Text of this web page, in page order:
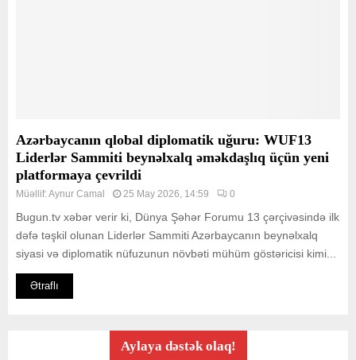
Azərbaycanın qlobal diplomatik uğuru: WUF13
Liderlər Sammiti beynəlxalq əməkdaşlıq üçün yeni
platformaya çevrildi
Müəllif:Aynur Camal 25 May 2026, 14:59 0
Bugun.tv xəbər verir ki, Dünya Şəhər Forumu 13 çərçivəsində ilk
dəfə təşkil olunan Liderlər Sammiti Azərbaycanın beynəlxalq
siyasi və diplomatik nüfuzunun növbəti mühüm göstəricisi kimi...
Ətraflı
Aylaya dəstək olaq!